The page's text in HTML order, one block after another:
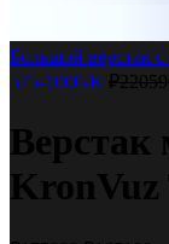
Большой верстак
575-7000-K ₽
Верстак
KronVuz